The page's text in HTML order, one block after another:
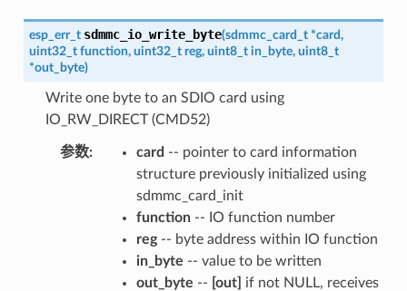
esp_err_t sdmmc_io_write_byte(sdmmc_card_t *card,
uint32_t function, uint32_t reg, uint8_t in_byte, uint8_t
*out_byte)
Write one byte to an SDIO card using
IO_RW_DIRECT (CMD52)
参数: card -- pointer to card information
structure previously initialized using
sdmmc_card_init
function-- IO function number
reg-- byte address within IO function
in_byte -- value to be written
out_byte -- [out] if not NULL, receives